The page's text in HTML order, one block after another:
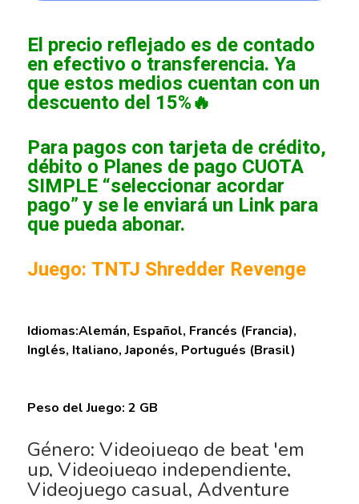
El precio reflejado es de contado
en efectivo o transferencia. Ya
que estos medios cuentan con un
descuento del 15%🔥
Para pagos con tarjeta de crédito,
débito o Planes de pago CUOTA
SIMPLE “seleccionar acordar
pago” y se le enviará un Link para
que pueda abonar.
Juego: TNTJ Shredder Revenge
Idiomas:Alemán, Español, Francés (Francia),
Inglés, Italiano, Japonés, Portugués (Brasil)
Peso del Juego: 2 GB
Género: Videojuego de beat 'em
up, Videojuego independiente,
Videojuego casual, Adventure